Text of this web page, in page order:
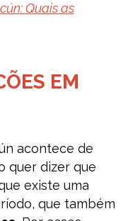
Quais as
EM
acontece de
quer dizer que
existe uma
que também